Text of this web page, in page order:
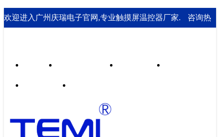
欢迎进入广州庆瑞电子官网,专业触摸屏温控器厂家. 咨询热